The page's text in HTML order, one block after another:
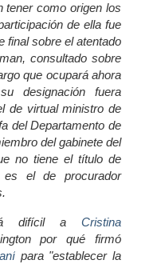
tener como origen los
de ella fue
final sobre el atentado
consultado sobre
que ocupará ahora
designación fuera
de virtual ministro de
del Departamento de
del gabinete del
no tiene el título de
es el de procurador
difícil a Cristina
por qué firmó
para "establecer la